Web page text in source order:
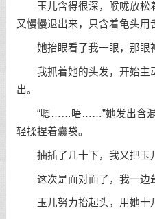
玉儿含得很深，喉咙放松
又慢慢退出来，只含着龟头用
她抬眼看了我一眼，那眼神
我抓着她的头发，开始主
出。
“嗯……唔……”她发出含混
轻揉捏着囊袋。
抽插了几十下，我又把玉儿
这次是面对面了，我一边耸
玉儿努力抬起头，用她十几